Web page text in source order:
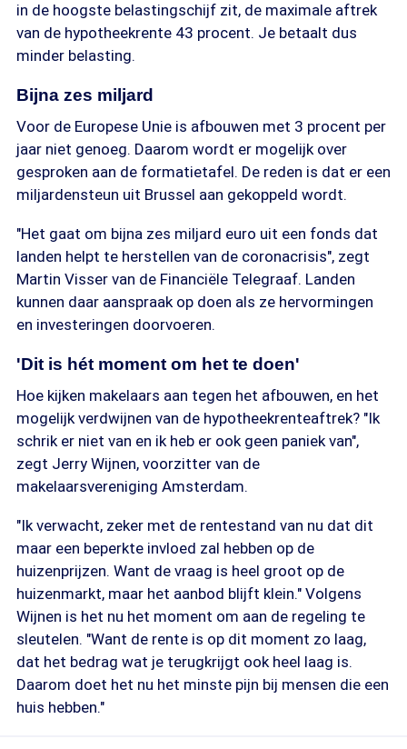
in de hoogste belastingschijf zit, de maximale aftrek
van de hypotheekrente 43 procent. Je betaalt dus
minder belasting.
Bijna zes miljard
Voor de Europese Unie is afbouwen met 3 procent per
jaar niet genoeg. Daarom wordt er mogelijk over
gesproken aan de formatietafel. De reden is dat er een
miljardensteun uit Brussel aan gekoppeld wordt.
"Het gaat om bijna zes miljard euro uit een fonds dat
landen helpt te herstellen van de coronacrisis", zegt
Martin Visser van de Financiële Telegraaf. Landen
kunnen daar aanspraak op doen als ze hervormingen
en investeringen doorvoeren.
'Dit is hét moment om het te doen'
Hoe kijken makelaars aan tegen het afbouwen, en het
mogelijk verdwijnen van de hypotheekrenteaftrek? "Ik
schrik er niet van en ik heb er ook geen paniek van",
zegt Jerry Wijnen, voorzitter van de
makelaarsvereniging Amsterdam.
"Ik verwacht, zeker met de rentestand van nu dat dit
maar een beperkte invloed zal hebben op de
huizenprijzen. Want de vraag is heel groot op de
huizenmarkt, maar het aanbod blijft klein." Volgens
Wijnen is het nu het moment om aan de regeling te
sleutelen. "Want de rente is op dit moment zo laag,
dat het bedrag wat je terugkrijgt ook heel laag is.
Daarom doet het nu het minste pijn bij mensen die een
huis hebben."